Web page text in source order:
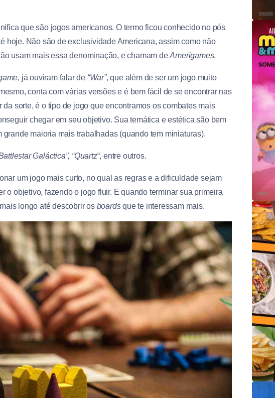
que são jogos americanos. O termo ficou conhecido no pós
hoje. Não são de exclusividade Americana, assim como não
usam mais essa denominação, e chamam deAmerigames.
, já ouviram falar de “War”, que além de ser um jogo muito
conta com várias versões e é bem fácil de se encontrar nas
sorte, é o tipo de jogo que encontramos os combates mais
chegar em seu objetivo. Sua temática e estética são bem
maioria mais trabalhadas (quando tem miniaturas).
Galáctica”, “Quartz“, entre outros.
um jogo mais curto, no qual as regras e a dificuldade sejam
o objetivo, fazendo o jogo fluir. E quando terminar sua primeira
longo até descobrir os boardsque te interessam mais.